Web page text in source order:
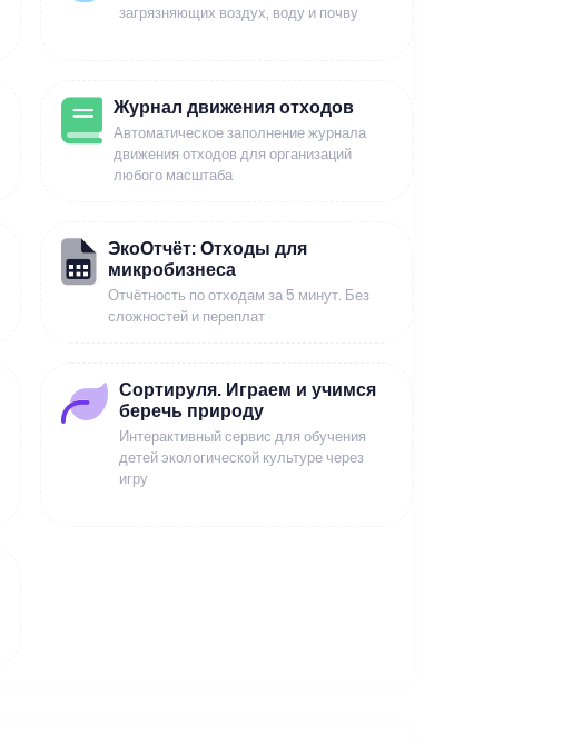
загрязняющих воздух, воду и почву
Журнал движения отходов
Автоматическое заполнение журнала
движения отходов для организаций
любого масштаба
ЭкоОтчёт: Отходы для
микробизнеса
Отчётность по отходам за 5 минут. Без
сложностей и переплат
Сортируля. Играем и учимся
беречь природу
Интерактивный сервис для обучения
детей экологической культуре через
игру